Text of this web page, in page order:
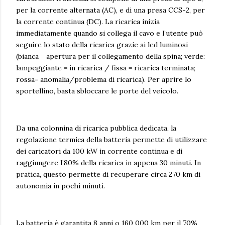
per la corrente alternata (AC), e di una presa CCS-2, per
la corrente continua (DC). La ricarica inizia
immediatamente quando si collega il cavo e l’utente può
seguire lo stato della ricarica grazie ai led luminosi
(bianca = apertura per il collegamento della spina; verde:
lampeggiante = in ricarica / fissa = ricarica terminata;
rossa= anomalia/problema di ricarica). Per aprire lo
sportellino, basta sbloccare le porte del veicolo.
Da una colonnina di ricarica pubblica dedicata, la
regolazione termica della batteria permette di utilizzare
dei caricatori da 100 kW in corrente continua e di
raggiungere l’80% della ricarica in appena 30 minuti. In
pratica, questo permette di recuperare circa 270 km di
autonomia in pochi minuti.
La batteria è garantita 8 anni o 160 000 km per il 70%